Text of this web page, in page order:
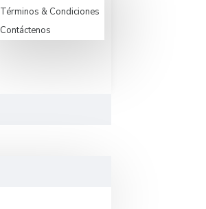
Términos & Condiciones
Contáctenos